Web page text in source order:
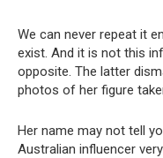
We can never repeat it
exist. And it is not this
opposite. The latter
photos of her figure
Her name may not tell
Australian influencer